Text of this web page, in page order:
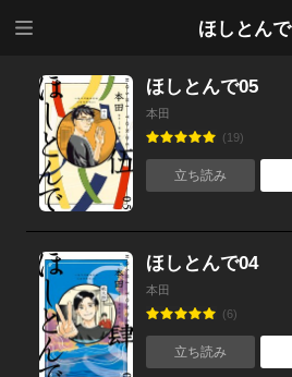
ほしとんで
ほしとんで05
本田
(19)
立ち読み
ほしとんで04
本田
(6)
立ち読み